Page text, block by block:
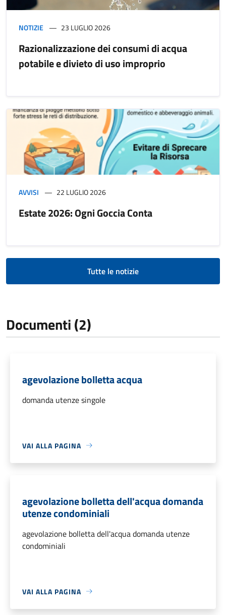
NOTIZIE 23 LUGLIO 2026
Razionalizzazione dei consumi di acqua
potabile e divieto di uso improprio
AVVISI 22 LUGLIO 2026
Estate 2026: Ogni Goccia Conta
Tutte le notizie
Documenti (2)
agevolazione bolletta acqua
domanda utenze singole
VAI ALLA PAGINA
agevolazione bolletta dell'acqua domanda
utenze condominiali
agevolazione bolletta dell'acqua domanda utenze
condominiali
VAI ALLA PAGINA